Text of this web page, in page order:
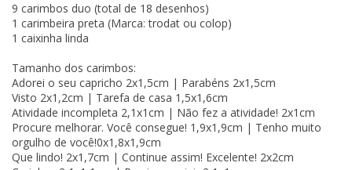
9 carimbos duo (total de 18 desenhos)
1 carimbeira preta (Marca: trodat ou colop)
1 caixinha linda
Tamanho dos carimbos:
Adorei o seu capricho 2x1,5cm | Parabéns 2x1,5cm
Visto 2x1,2cm | Tarefa de casa 1,5x1,6cm
Atividade incompleta 2,1x1cm | Não fez a atividade! 2x1cm
Procure melhorar. Você consegue! 1,9x1,9cm | Tenho muito
orgulho de você!0x1,8x1,9cm
Que lindo! 2x1,7cm | Continue assim! Excelente! 2x2cm